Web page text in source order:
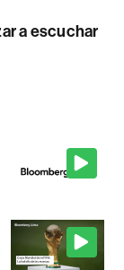
a escuchar